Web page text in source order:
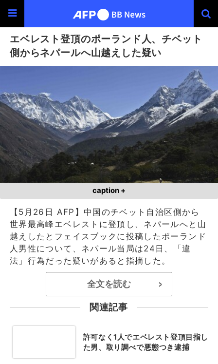
エベレスト登頂のポーランド人、チベット
側からネパールへ山越えした疑い
caption +
【5月26日 AFP】中国のチベット自治区側から
世界最高峰エベレストに登頂し、ネパールへと山
越えしたとフェイスブックに投稿したポーランド
人男性について、ネパール当局は24日、「違
法」行為だった疑いがあると指摘した。
全文を読む >
関連記事
許可なく1人でエベレスト登頂目指し
た男、取り調べで悪態つき逮捕